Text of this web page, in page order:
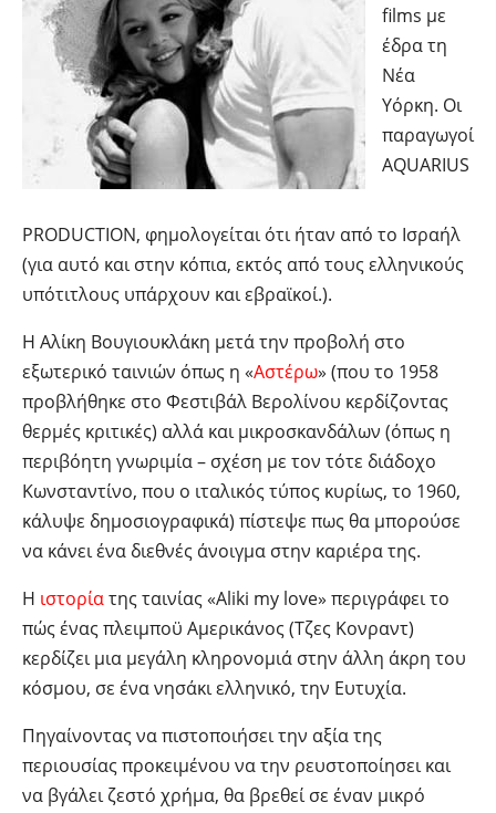
films με
έδρα τη
Νέα
Υόρκη. Οι
παραγωγοί
ΑQUARIUS
PRODUCTION, φημολογείται ότι ήταν από το Ισραήλ
(για αυτό και στην κόπια, εκτός από τους ελληνικούς
υπότιτλους υπάρχουν και εβραϊκοί.).
Η Αλίκη Βουγιουκλάκη μετά την προβολή στο
εξωτερικό ταινιών όπως η «Αστέρω» (που το 1958
προβλήθηκε στο Φεστιβάλ Βερολίνου κερδίζοντας
θερμές κριτικές) αλλά και μικροσκανδάλων (όπως η
περιβόητη γνωριμία – σχέση με τον τότε διάδοχο
Κωνσταντίνο, που ο ιταλικός τύπος κυρίως, το 1960,
κάλυψε δημοσιογραφικά) πίστεψε πως θα μπορούσε
να κάνει ένα διεθνές άνοιγμα στην καριέρα της.
Η ιστορίατης ταινίας «Aliki my love» περιγράφει το
πώς ένας πλειμποϋ Αμερικάνος (Τζες Κονραντ)
κερδίζει μια μεγάλη κληρονομιά στην άλλη άκρη του
κόσμου, σε ένα νησάκι ελληνικό, την Ευτυχία.
Πηγαίνοντας να πιστοποιήσει την αξία της
περιουσίας προκειμένου να την ρευστοποίησει και
να βγάλει ζεστό χρήμα, θα βρεθεί σε έναν μικρό